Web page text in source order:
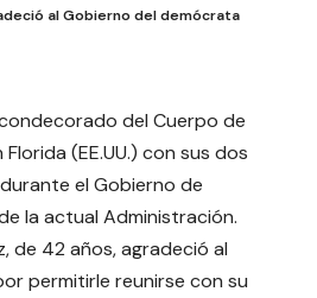
al Gobierno del demócrata
del Cuerpo de
(EE.UU.) con sus dos
el Gobierno de
la actual Administración.
de 42 años, agradeció al
permitirle reunirse con su